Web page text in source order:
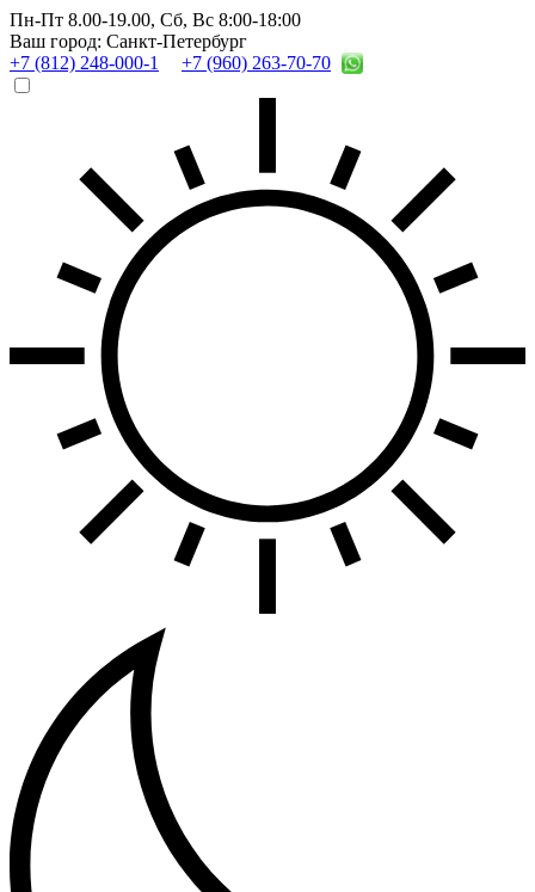
Пн-Пт 8.00-19.00, Сб, Вс 8:00-18:00
Ваш город: Санкт-Петербург
+7 (812) 248-000-1
+7 (960) 263-70-70